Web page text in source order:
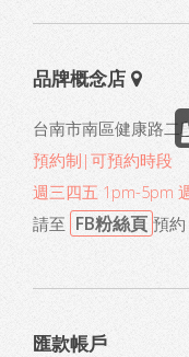
品牌概念店
台南市南區健康路二
預約制|可預約時段
週三四五 1pm-5pm
請至 FB粉絲頁 預約
匯款帳戶